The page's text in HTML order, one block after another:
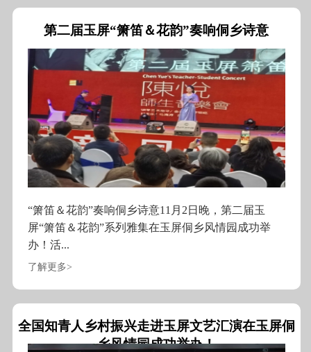
第二届玉屏“箫笛＆花韵”奏响侗乡诗意
“箫笛＆花韵”奏响侗乡诗意11月2日晚，第二届玉
屏“箫笛＆花韵”系列雅集在玉屏侗乡风情园成功举
办！活...
了解更多>
全国知青人乡村振兴走进玉屏文艺汇演在玉屏侗
乡风情园成功举办！